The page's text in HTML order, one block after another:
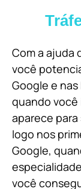
Com a ajuda
você
Google e
quando você
aparece
logo nos
Google,
você